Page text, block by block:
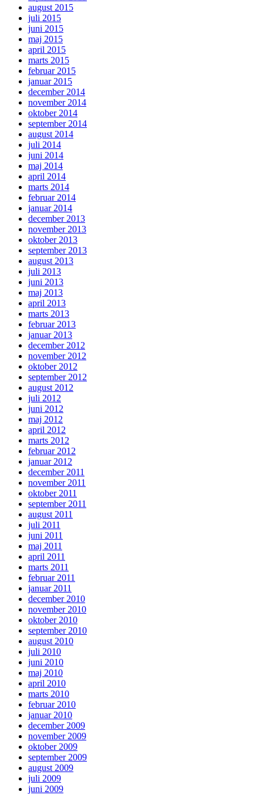
august 2015
juli 2015
juni 2015
maj 2015
april 2015
marts 2015
februar 2015
januar 2015
december 2014
november 2014
oktober 2014
september 2014
august 2014
juli 2014
juni 2014
maj 2014
april 2014
marts 2014
februar 2014
januar 2014
december 2013
november 2013
oktober 2013
september 2013
august 2013
juli 2013
juni 2013
maj 2013
april 2013
marts 2013
februar 2013
januar 2013
december 2012
november 2012
oktober 2012
september 2012
august 2012
juli 2012
juni 2012
maj 2012
april 2012
marts 2012
februar 2012
januar 2012
december 2011
november 2011
oktober 2011
september 2011
august 2011
juli 2011
juni 2011
maj 2011
april 2011
marts 2011
februar 2011
januar 2011
december 2010
november 2010
oktober 2010
september 2010
august 2010
juli 2010
juni 2010
maj 2010
april 2010
marts 2010
februar 2010
januar 2010
december 2009
november 2009
oktober 2009
september 2009
august 2009
juli 2009
juni 2009